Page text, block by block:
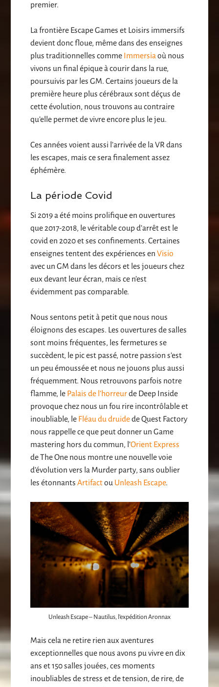
premier.
La frontière Escape Games et Loisirs immersifs
devient donc floue, même dans des enseignes
plus traditionnelles comme Immersiaoù nous
vivons un final épique à courir dans la rue,
poursuivis par les GM. Certains joueurs de la
première heure plus cérébraux sont déçus de
cette évolution, nous trouvons au contraire
qu’elle permet de vivre encore plus le jeu.
Ces années voient aussi l’arrivée de la VR dans
les escapes, mais ce sera finalement assez
éphémère.
La période Covid
Si 2019 a été moins prolifique en ouvertures
que 2017-2018, le véritable coup d’arrêt est le
covid en 2020 et ses confinements. Certaines
enseignes tentent des expériences enVisio
avec un GM dans les décors et les joueurs chez
eux devant leur écran, mais ce n’est
évidemment pas comparable.
Nous sentons petit à petit que nous nous
éloignons des escapes. Les ouvertures de salles
sont moins fréquentes, les fermetures se
succèdent, le pic est passé, notre passion s’est
un peu émoussée et nous ne jouons plus aussi
fréquemment. Nous retrouvons parfois notre
flamme, le Palais de l’horreurde Deep Inside
provoque chez nous un fou rire incontrôlable et
inoubliable, le Fléau du druidede Quest Factory
nous rappelle ce que peut donner un Game
mastering hors du commun, l’Orient Express
de The One nous montre une nouvelle voie
d’évolution vers la Murder party, sans oublier
les étonnantsArtifactou Unleash Escape.
Unleash Escape – Nautilus, l’expédition Aronnax
Mais cela ne retire rien aux aventures
exceptionnelles que nous avons pu vivre en dix
ans et 150 salles jouées, ces moments
inoubliables de stress et de tension, de rire, de